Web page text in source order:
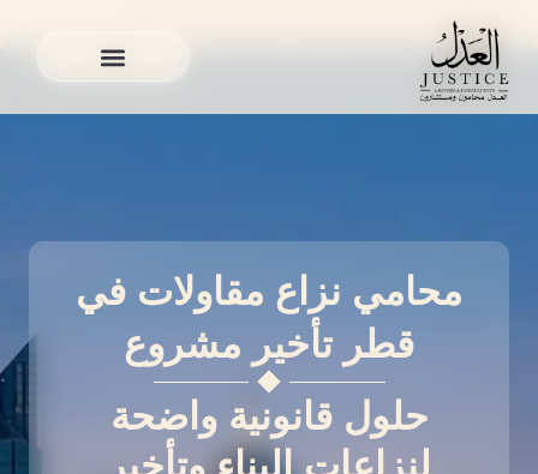
المحتوى
خدماتنا »
محامي نزاع مقاولات في
قطر تأخير مشروع
حلول قانونية واضحة